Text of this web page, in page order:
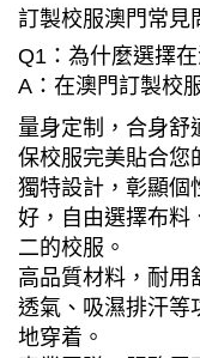
訂製校服澳門常見
Q1：為什麼選擇
A：在澳門訂製校
量身定制，合身舒
保校服完美貼合您
獨特設計，彰顯個
好，自由選擇布料
二的校服。
高品質材料，耐用
透氣、吸濕排汗等
地穿着。